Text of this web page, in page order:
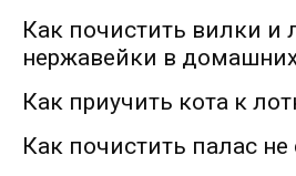
Как почистить вилки и
нержавейки в
Как приучить кота к
Как почистить палас